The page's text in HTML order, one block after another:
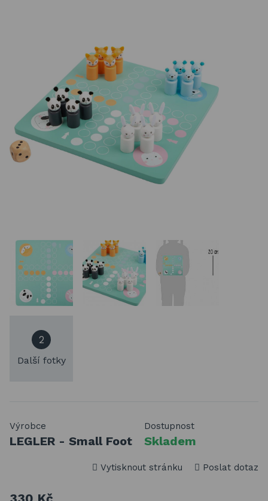
Gumové podlahy (dlaždice)
Trampolíny
Výprodej
ÚVOD
VŠE O NÁKUPU
BLOG
KONTAKT
2
Další fotky
Výrobce
LEGLER - Small Foot
Dostupnost
Skladem
Vytisknout stránku Poslat dotaz